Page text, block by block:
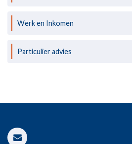
Werk en Inkomen
Particulier advies